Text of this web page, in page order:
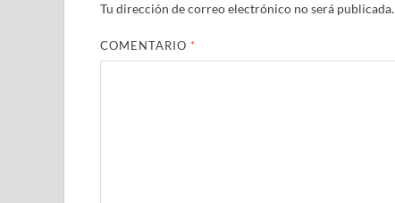
Tu dirección de correo electrónico no será publicada.
COMENTARIO *